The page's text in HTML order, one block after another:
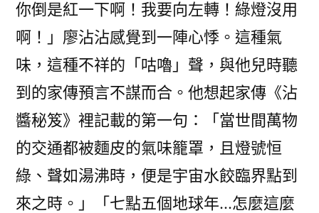
你倒是紅一下啊！我要向左轉！綠燈沒用
啊！」廖沾沾感覺到一陣心悸。這種氣
味，這種不祥的「咕嚕」聲，與他兒時聽
到的家傳預言不謀而合。他想起家傳《沾
醬秘笈》裡記載的第一句：「當世間萬物
的交通都被麵皮的氣味籠罩，且燈號恒
綠、聲如湯沸時，便是宇宙水餃臨界點到
來之時。」「七點五個地球年…怎麼這麼